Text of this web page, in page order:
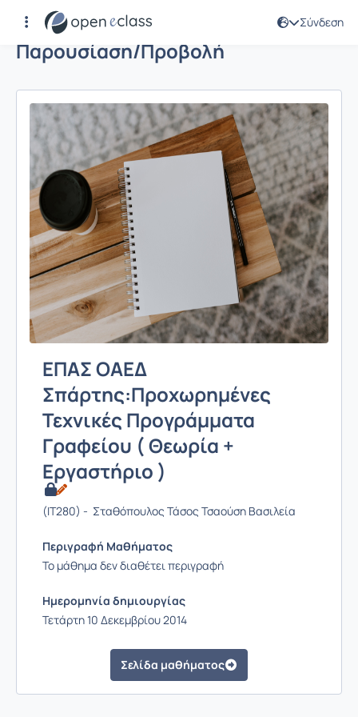
Σύνδεση
Παρουσίαση/Προβολή
ΕΠΑΣ ΟΑΕΔ
Σπάρτης:Προχωρημένες
Τεχνικές Προγράμματα
Γραφείου ( Θεωρία +
Εργαστήριο )
(IT280) - Σταθόπουλος Τάσος Τσαούση Βασιλεία
Περιγραφή Μαθήματος
Το μάθημα δεν διαθέτει περιγραφή
Ημερομηνία δημιουργίας
Τετάρτη 10 Δεκεμβρίου 2014
Σελίδα μαθήματος